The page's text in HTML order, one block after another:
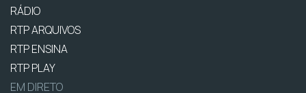
RÁDIO
RTP ARQUIVOS
RTP ENSINA
RTP PLAY
EM DIRETO